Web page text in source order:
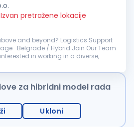
Izvan pretražene lokacije
Logistics Support
Team
za hibridni model rada
Ukloni